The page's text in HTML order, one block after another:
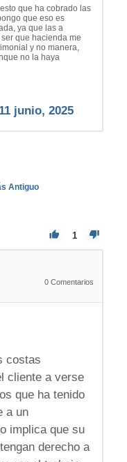
que ha cobrado las
que eso es
ya que las a
que hacienda me
y no manera,
no la haya
11 junio, 2025
Antiguo
1
0 Comentarios
costas
cliente a verse
que ha tenido
a un
implica que su
derecho a